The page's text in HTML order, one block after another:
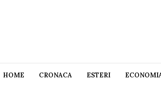
HOME CRONACA ESTERI